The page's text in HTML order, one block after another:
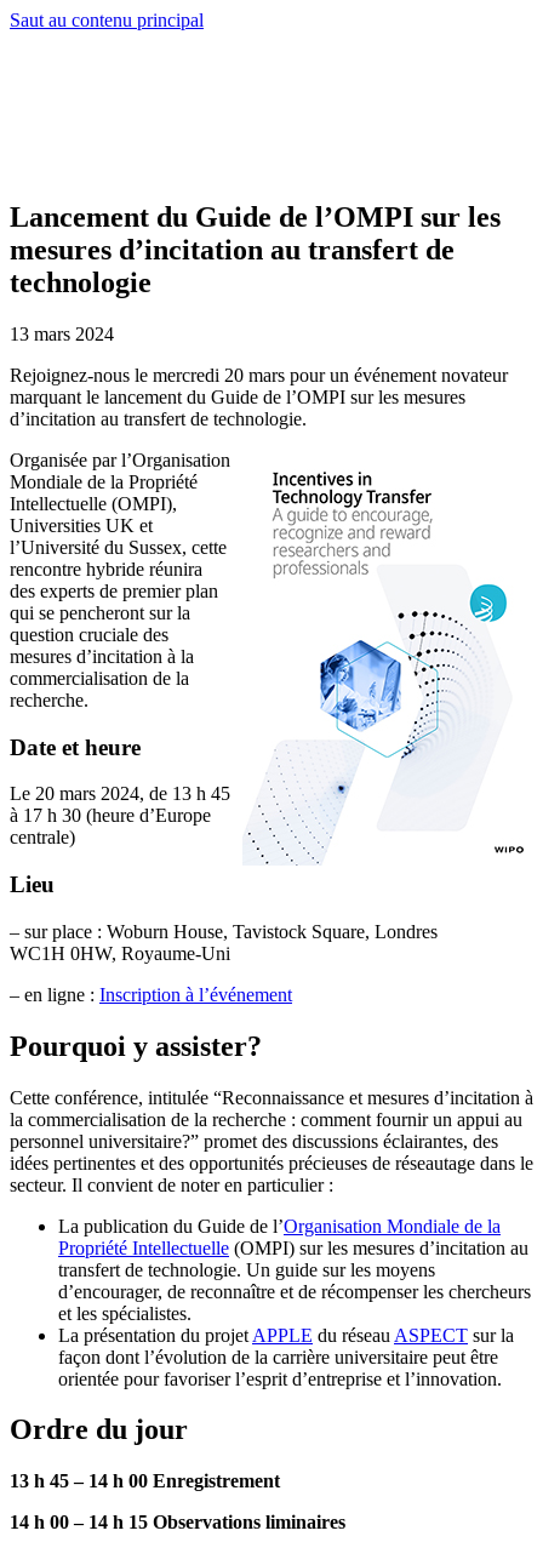
Saut au contenu principal
Lancement du Guide de l’OMPI sur les
mesures d’incitation au transfert de
technologie
13 mars 2024
Rejoignez-nous le mercredi 20 mars pour un événement novateur
marquant le lancement du Guide de l’OMPI sur les mesures
d’incitation au transfert de technologie.
Organisée par l’Organisation
Mondiale de la Propriété
Intellectuelle (OMPI),
Universities UK et
l’Université du Sussex, cette
rencontre hybride réunira
des experts de premier plan
qui se pencheront sur la
question cruciale des
mesures d’incitation à la
commercialisation de la
recherche.
Date et heure
Le 20 mars 2024, de 13 h 45
à 17 h 30 (heure d’Europe
centrale)
Lieu
– sur place : Woburn House, Tavistock Square, Londres
WC1H 0HW, Royaume-Uni
– en ligne : Inscription à l’événement
Pourquoi y assister?
Cette conférence, intitulée “Reconnaissance et mesures d’incitation à
la commercialisation de la recherche : comment fournir un appui au
personnel universitaire?” promet des discussions éclairantes, des
idées pertinentes et des opportunités précieuses de réseautage dans le
secteur. Il convient de noter en particulier :
La publication du Guide de l’Organisation Mondiale de la
Propriété Intellectuelle (OMPI) sur les mesures d’incitation au
transfert de technologie. Un guide sur les moyens
d’encourager, de reconnaître et de récompenser les chercheurs
et les spécialistes.
La présentation du projet APPLE du réseau ASPECT sur la
façon dont l’évolution de la carrière universitaire peut être
orientée pour favoriser l’esprit d’entreprise et l’innovation.
Ordre du jour
13 h 45 – 14 h 00 Enregistrement
14 h 00 – 14 h 15 Observations liminaires